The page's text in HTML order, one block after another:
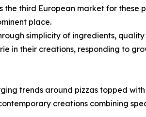
third European market for
place.
simplicity of ingredients,
in their creations, responding to
trends around pizzas topped
creations combining